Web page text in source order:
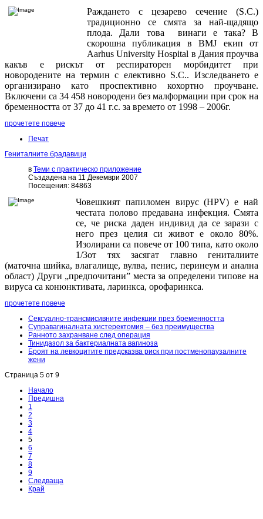
Раждането с цезарево сечение (S.C.)
традиционно се смята за най-щадящо
плода. Дали това винаги е така? В
скорошна публикация в BMJ екип от
Aarhus University Hospital в Дания проучва
какъв е рискът от респираторен морбидитет при
новородените на термин с елективно S.C.. Изследването е
организирано като проспективно кохортно проучване.
Включени са 34 458 новородени без малформации при срок на
бременността от 37 до 41 г.с. за времето от 1998 – 2006г.
прочетете повече
Печат
Гениталните брадавици
в Теми с практическо приложение
Създадена на 11 Декември 2007
Посещения: 84863
Човешкият папиломен вирус (HPV) е най
честата полово предавана инфекция. Смята
се, че риска даден индивид да се зарази с
него през целия си живот е около 80%.
Изолирани са повече от 100 типа, като около
1/3от тях засягат главно гениталиите
(маточна шийка, влагалище, вулва, пенис, перинеум и анална
област) Други „предпочитани” места за определени типове на
вируса са конюнктивата, ларинкса, орофаринкса.
прочетете повече
Сексуално-трансмисивните инфекции през бременността
Суправагиналната хистеректомия – без преимущества
Ранното захранване след операция
Тинидазол за бактериалната вагиноза
Броят на левкоцитите предсказва риск при постменопаузалните
жени
Страница 5 от 9
Начало
Предишна
1
2
3
4
5
6
7
8
9
Следваща
Край